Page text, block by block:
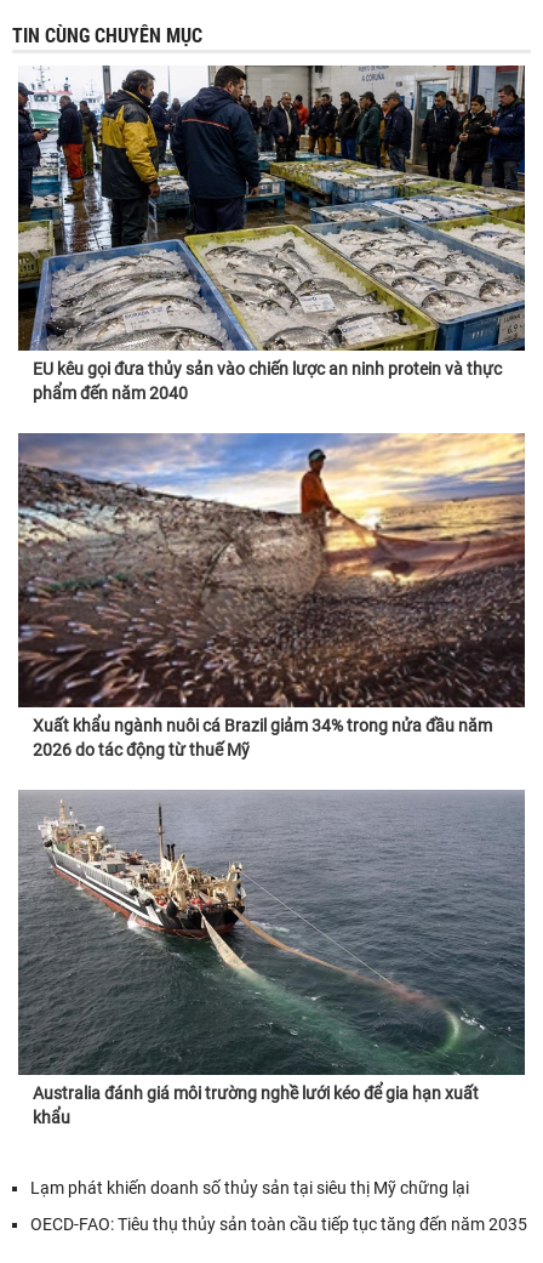
TIN CÙNG CHUYÊN MỤC
EU kêu gọi đưa thủy sản vào chiến lược an ninh protein và thực
phẩm đến năm 2040
Xuất khẩu ngành nuôi cá Brazil giảm 34% trong nửa đầu năm
2026 do tác động từ thuế Mỹ
Australia đánh giá môi trường nghề lưới kéo để gia hạn xuất
khẩu
Lạm phát khiến doanh số thủy sản tại siêu thị Mỹ chững lại
OECD-FAO: Tiêu thụ thủy sản toàn cầu tiếp tục tăng đến năm 2035